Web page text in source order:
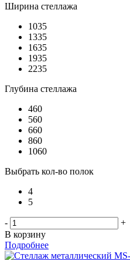
Ширина стеллажа
1035
1335
1635
1935
2235
Глубина стеллажа
460
560
660
860
1060
Выбрать кол-во полок
4
5
-
+
В корзину
Подробнее